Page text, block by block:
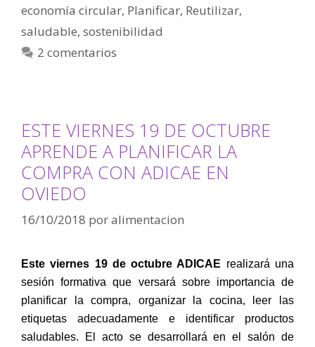
economía circular, Planificar, Reutilizar,
saludable, sostenibilidad
2 comentarios
ESTE VIERNES 19 DE OCTUBRE
APRENDE A PLANIFICAR LA
COMPRA CON ADICAE EN
OVIEDO
16/10/2018 poralimentacion
Este viernes 19 de octubre ADICAE realizará una
sesión formativa que versará sobre importancia de
planificar la compra, organizar la cocina, leer las
etiquetas adecuadamente e identificar productos
saludables. El acto se desarrollará en el salón de